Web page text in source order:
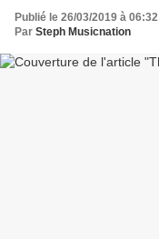
Publié le 26/03/2019 à 06:32
Par Steph Musicnation